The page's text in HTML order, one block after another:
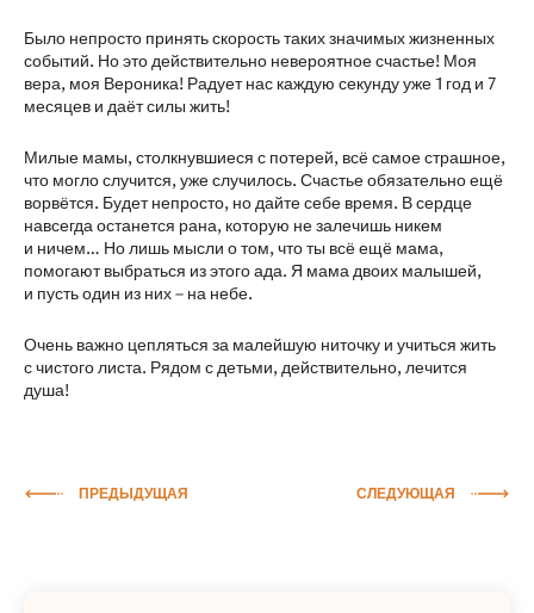
Было непросто принять скорость таких значимых жизненных
событий. Но это действительно невероятное счастье! Моя
вера, моя Вероника! Радует нас каждую секунду уже 1 год и 7
месяцев и даёт силы жить!
Милые мамы, столкнувшиеся с потерей, всё самое страшное,
что могло случится, уже случилось. Счастье обязательно ещё
ворвётся. Будет непросто, но дайте себе время. В сердце
навсегда останется рана, которую не залечишь никем
и ничем… Но лишь мысли о том, что ты всё ещё мама,
помогают выбраться из этого ада. Я мама двоих малышей,
и пусть один из них – на небе.
Очень важно цепляться за малейшую ниточку и учиться жить
с чистого листа. Рядом с детьми, действительно, лечится
душа!
ПРЕДЫДУЩАЯ СЛЕДУЮЩАЯ